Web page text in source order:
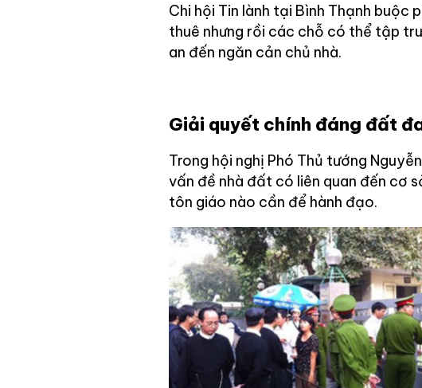
Chi hội Tin lành tại Bình Thạnh buộc
thuê nhưng rồi các chỗ có thể tập
an đến ngăn cản chủ nhà.
Giải quyết chính đáng đất
Trong hội nghị Phó Thủ tướng
vấn đề nhà đất có liên quan đến cơ
tôn giáo nào cần để hành đạo.